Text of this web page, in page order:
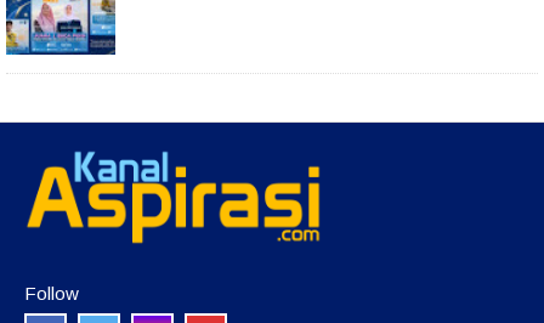
Follow